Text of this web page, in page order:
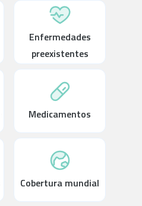
Enfermedades
preexistentes
Medicamentos
Cobertura mundial